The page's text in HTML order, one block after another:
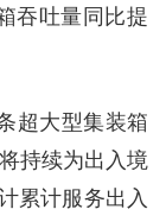
吞吐量同比提
超大型集装箱
持续为出入境
累计服务出入